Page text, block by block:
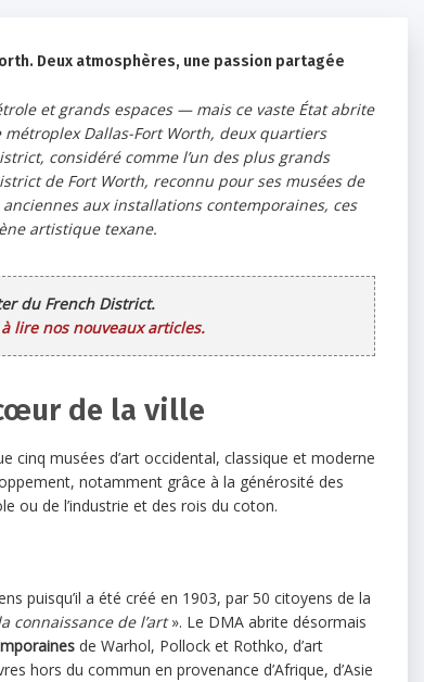
Deux atmosphères, une passion partagée
et grands espaces — mais ce vaste État abrite
Dallas-Fort Worth, deux quartiers
considéré comme l’un des plus grands
de Fort Worth, reconnu pour ses musées de
aux installations contemporaines, ces
artistique texane.
du French District.
lire nos nouveaux articles.
de la ville
cinq musées d’art occidental, classique et moderne
notamment grâce à la générosité des
ou de l’industrie et des rois du coton.
puisqu’il a été créé en 1903, par 50 citoyens de la
connaissance de l’art». Le DMA abrite désormais
de Warhol, Pollock et Rothko, d’art
hors du commun en provenance d’Afrique, d’Asie